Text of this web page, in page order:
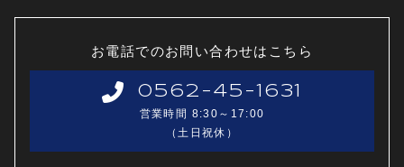
お電話でのお問い合わせはこちら
0562-45-1631
営業時間 8:30～17:00
（土日祝休）